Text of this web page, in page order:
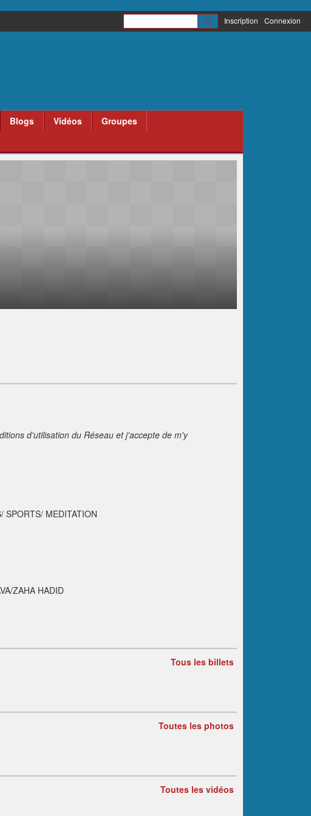
Inscription Connexion
Blogs Vidéos
Groupes
d'utilisation du Réseau et j'accepte de m'y
SPORTS/ MEDITATION
ZAHA HADID
Tous les billets
Toutes les photos
Toutes les vidéos